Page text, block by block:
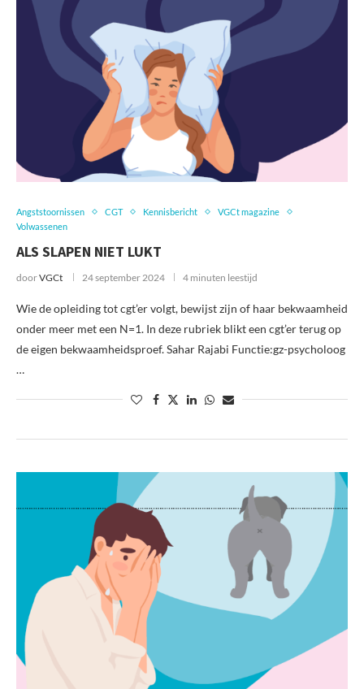
Angststoornissen CGT Kennisbericht
VGCt magazine
Volwassenen
ALS SLAPEN NIET LUKT
doorVGCt 24 september 2024 4 minuten leestijd
Wie de opleiding tot cgt’er volgt, bewijst zijn of haar bekwaamheid
onder meer met een N=1. In deze rubriek blikt een cgt’er terug op
de eigen bekwaamheidsproef. Sahar Rajabi Functie:gz-psycholoog
…